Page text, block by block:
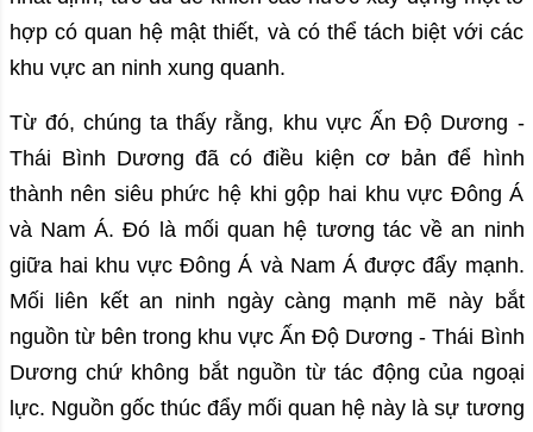
hợp có quan hệ mật thiết, và có thể tách biệt với các
khu vực an ninh xung quanh.
Từ đó, chúng ta thấy rằng, khu vực Ấn Độ Dương -
Thái Bình Dương đã có điều kiện cơ bản để hình
thành nên siêu phức hệ khi gộp hai khu vực Đông Á
và Nam Á. Đó là mối quan hệ tương tác về an ninh
giữa hai khu vực Đông Á và Nam Á được đẩy mạnh.
Mối liên kết an ninh ngày càng mạnh mẽ này bắt
nguồn từ bên trong khu vực Ấn Độ Dương - Thái Bình
Dương chứ không bắt nguồn từ tác động của ngoại
lực. Nguồn gốc thúc đẩy mối quan hệ này là sự tương